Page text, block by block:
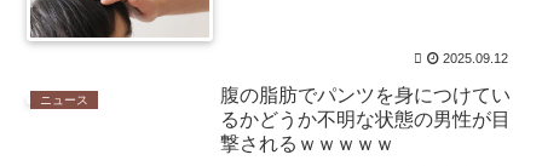
【芸能】愛煙家・岸谷蘭丸「喫煙者の権利がマジで侵
害されてる」と私見 「いくら税金を我々が払ってるん
うちの猫、ほとんど鳴かないんだよな。 ○か月に一回
くらいかな【再】 / まとめるZ NEW! (8/7 04:05)
【画像】本田望結の妹、本田望結より実ってしまう /
2025.09.12
ニュース
腹の脂肪でパンツを身につけてい
るかどうか不明な状態の男性が目
撃されるｗｗｗｗｗ